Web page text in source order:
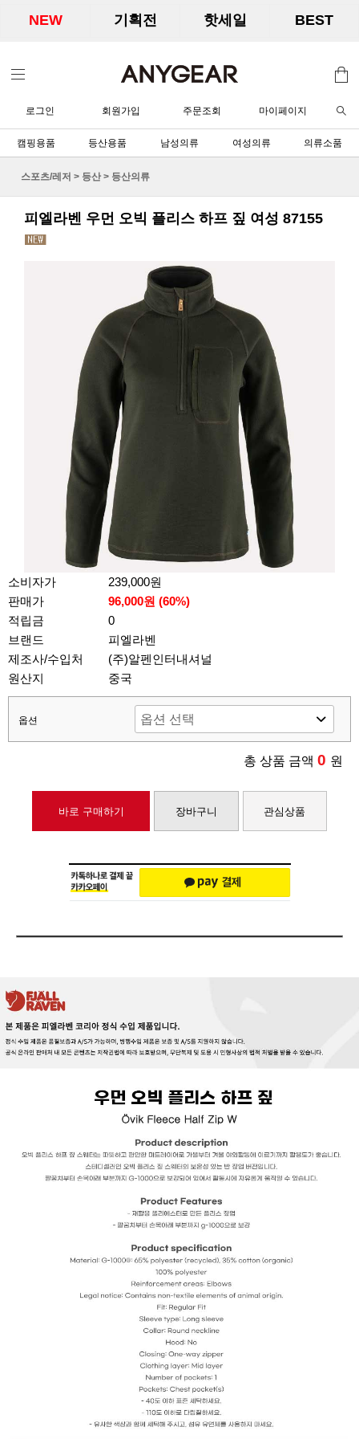
NEW 기획전 핫세일 BEST
로그인 회원가입 주문조회 마이페이지
캠핑용품 등산용품 남성의류 여성의류 의류소품
스포츠/레저 > 등산 > 등산의류
피엘라벤 우먼 오빅 플리스 하프 짚 여성 87155
소비자가
239,000원
판매가
96,000원 (60%)
적립금
0
브랜드
피엘라벤
제조사/수입처
(주)알펜인터내셔널
원산지
중국
옵션
총 상품 금액 0 원
바로 구매하기 장바구니 관심상품